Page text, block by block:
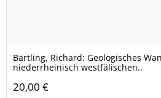
Bärtling, Richard: Geologisches
niederrheinisch westfälischen..
20,00 €